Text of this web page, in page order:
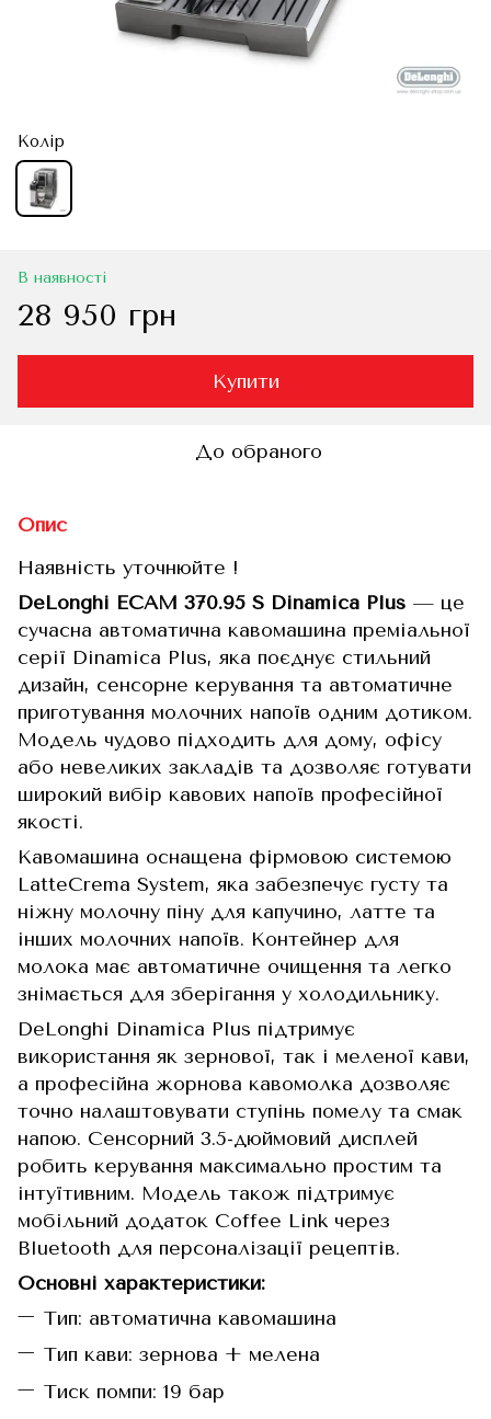
Колір
В наявності
28 950 грн
Купити
До обраного
Опис
Наявність уточнюйте !
DeLonghi ECAM 370.95 S Dinamica Plus — це
сучасна автоматична кавомашина преміальної
серії Dinamica Plus, яка поєднує стильний
дизайн, сенсорне керування та автоматичне
приготування молочних напоїв одним дотиком.
Модель чудово підходить для дому, офісу
або невеликих закладів та дозволяє готувати
широкий вибір кавових напоїв професійної
якості.
Кавомашина оснащена фірмовою системою
LatteCrema System, яка забезпечує густу та
ніжну молочну піну для капучино, латте та
інших молочних напоїв. Контейнер для
молока має автоматичне очищення та легко
знімається для зберігання у холодильнику.
DeLonghi Dinamica Plus підтримує
використання як зернової, так і меленої кави,
а професійна жорнова кавомолка дозволяє
точно налаштовувати ступінь помелу та смак
напою. Сенсорний 3.5-дюймовий дисплей
робить керування максимально простим та
інтуїтивним. Модель також підтримує
мобільний додаток Coffee Link через
Bluetooth для персоналізації рецептів.
Основні характеристики:
Тип: автоматична кавомашина
Тип кави: зернова + мелена
Тиск помпи: 19 бар